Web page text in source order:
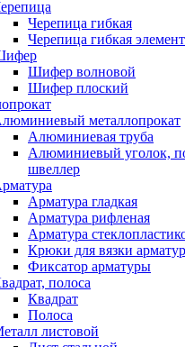
Черепица гибкая
Черепица гибкая
Шифер волновой
Шифер плоский
металлопрокат
Алюминиевая труба
Алюминиевый уголок,
швеллер
Арматура гладкая
Арматура рифленая
Арматура
Крюки для вязки
Фиксатор арматуры
полоса
Квадрат
Полоса
листовой